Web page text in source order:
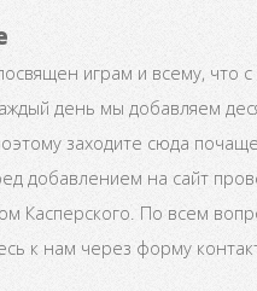
играм и всему, что
день мы добавляем
заходите сюда
добавлением на сайт
Касперского. По всем
к нам через форму